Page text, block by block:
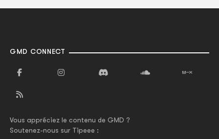
GMD CONNECT
Vous appréciez le contenu de GMD ?
Soutenez-nous sur Tipeee :